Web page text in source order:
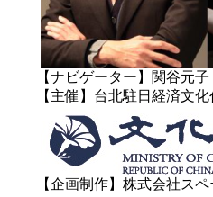
【ナビゲーター】関谷元子
【主催】台北駐日経済文
【企画制作】株式会社ス